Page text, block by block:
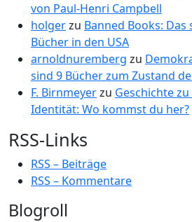
von Paul-Henri Campbell
holgerzu Banned Books:
Bücher in den USA
arnoldnuremberg zu
sind 9 Bücher zum Zustand
F. Birnmeyerzu Geschichte
Identität: Wo kommst du her?
RSS-Links
RSS – Beiträge
RSS – Kommentare
Blogroll